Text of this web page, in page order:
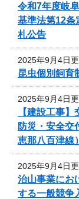
令和7年度岐
基準法第12条
札公告
2025年9月4日
昆虫個別飼育
2025年9月4日
【建設工事
防災・安全交
恵那八百津線
2025年9月4日
治山事業にお
する一般競争